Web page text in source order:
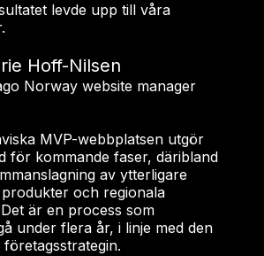
levde upp till våra
Hoff-Nilsen
Norway website manager
MVP-webbplatsen utgör
för kommande faser, däribland
av ytterligare
och regionala
är en process som
under flera år, i linje med den